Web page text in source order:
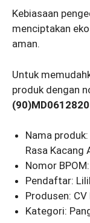
Kebiasaan
menciptakan
aman.
Untuk
produk dengan
Nama
Rasa Kacang
Nomor
Pendaftar:
Produsen:
Kategori: